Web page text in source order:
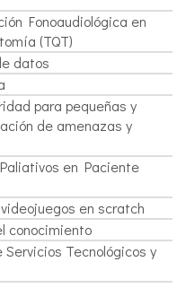
Fonoaudiológica en
(TQT)
datos
para pequeñas y
de amenazas y
en Paciente
en scratch
conocimiento
Tecnológicos y